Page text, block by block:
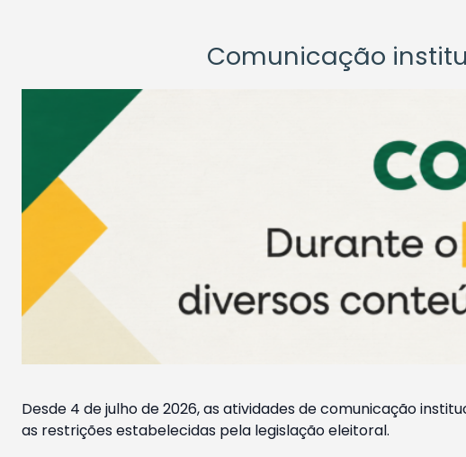
Comunicação
Desde 4 de julho de 2026, as atividades de comunicação
as restrições estabelecidas pela legislação eleitoral.